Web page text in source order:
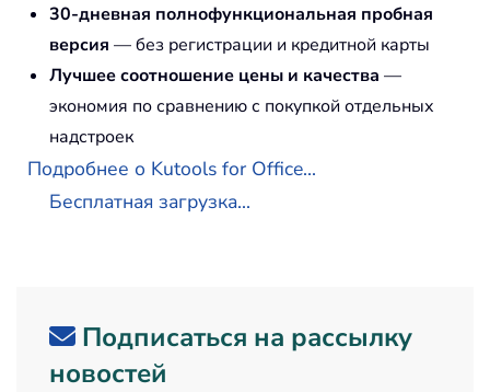
30-дневная полнофункциональная пробная
версия — без регистрации и кредитной карты
Лучшее соотношение цены и качества —
экономия по сравнению с покупкой отдельных
надстроек
Подробнее о Kutools for Office...
Бесплатная загрузка...
Подписаться на рассылку
новостей